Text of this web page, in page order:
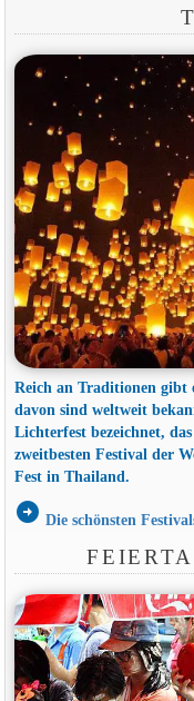
Reich an Traditionen gibt
davon sind weltweit
Lichterfest bezeichnet,
zweitbesten Festival der
Fest in Thailand.
arrow_circle_right Die schönsten